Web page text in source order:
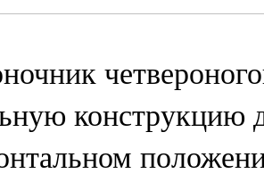
конструкцию